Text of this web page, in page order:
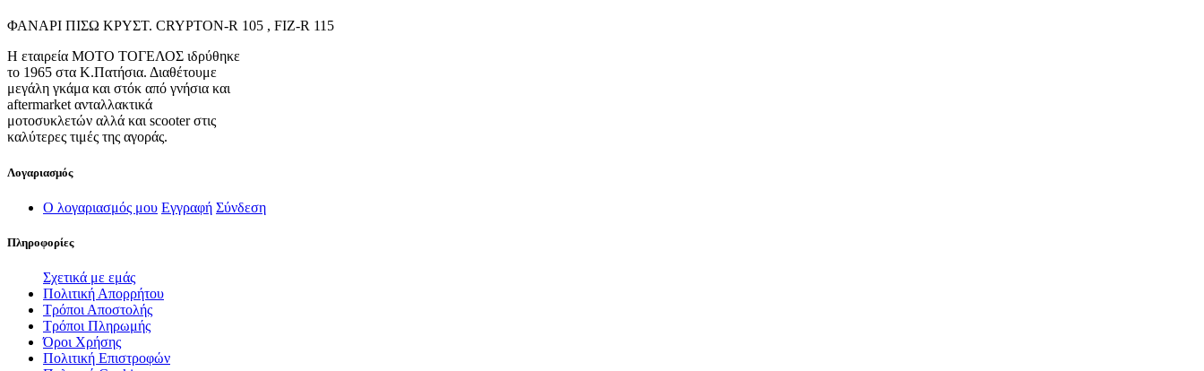
ΦΑΝΑΡΙ ΠΙΣΩ ΚΡΥΣΤ. CRYPTON-R 105 , FIZ-R 115
Η εταιρεία ΜΟΤΟ ΤΟΓΕΛΟΣ ιδρύθηκε
το 1965 στα Κ.Πατήσια. Διαθέτουμε
μεγάλη γκάμα και στόκ από γνήσια και
aftermarket ανταλλακτικά
μοτοσυκλετών αλλά και scooter στις
καλύτερες τιμές της αγοράς.
Λογαριασμός
Ο λογαριασμός μου Εγγραφή Σύνδεση
Πληροφορίες
Σχετικά με εμάς
Πολιτική Απορρήτου
Τρόποι Αποστολής
Τρόποι Πληρωμής
Όροι Χρήσης
Πολιτική Επιστροφών